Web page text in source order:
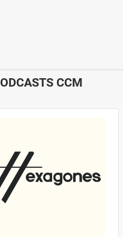
transferts.
vivre avec des
programmées. Les
que
CCM